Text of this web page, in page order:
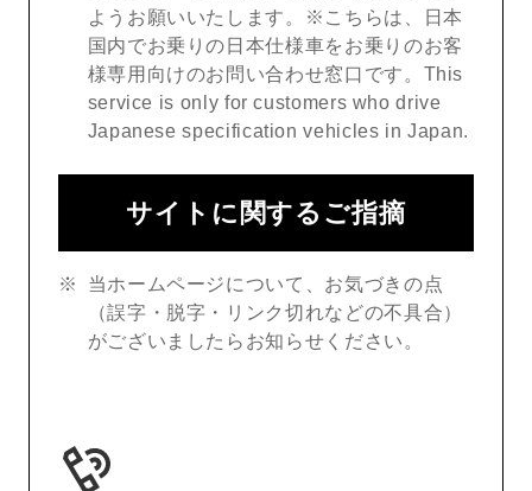
ようお願いいたします。※こちらは、日本
国内でお乗りの日本仕様車をお乗りのお客
様専用向けのお問い合わせ窓口です。This
service is only for customers who drive
Japanese specification vehicles in Japan.
サイトに関するご指摘
当ホームページについて、お気づきの点
（誤字・脱字・リンク切れなどの不具合）
がございましたらお知らせください。